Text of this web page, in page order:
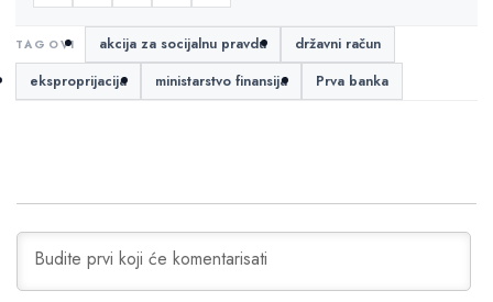
akcija za socijalnu pravdu
državni račun
eksproprijacija
ministarstvo finansija Prva banka